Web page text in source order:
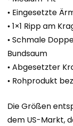
• Eingesetzte
• 1×1 Ripp am
• Schmale
Bundsaum
• Abgesetzter
• Rohprodukt
Die Größen
dem US-Markt,